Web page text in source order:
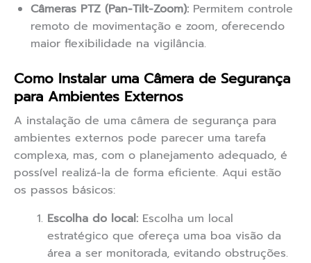
Câmeras PTZ (Pan-Tilt-Zoom): Permitem controle
remoto de movimentação e zoom, oferecendo
maior flexibilidade na vigilância.
Como Instalar uma Câmera de Segurança
para Ambientes Externos
A instalação de uma câmera de segurança para
ambientes externos pode parecer uma tarefa
complexa, mas, com o planejamento adequado, é
possível realizá-la de forma eficiente. Aqui estão
os passos básicos:
Escolha do local: Escolha um local
estratégico que ofereça uma boa visão da
área a ser monitorada, evitando obstruções.